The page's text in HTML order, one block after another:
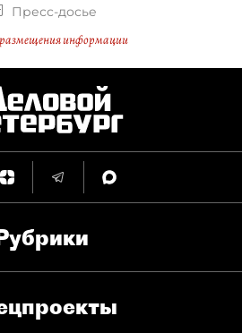
Пресс-досье
информации